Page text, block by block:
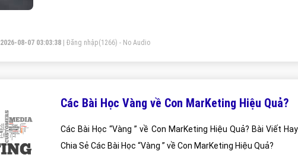
2026-08-07 03:03:38 Đăng nhập(1266) - No Audio
Các Bài Học Vàng về Con MarKeting Hiệu Quả?
Các Bài Học “Vàng ” về Con MarKeting Hiệu Quả? Bài Viết Hay
Chia Sẻ Các Bài Học “Vàng ” về Con MarKeting Hiệu Quả?